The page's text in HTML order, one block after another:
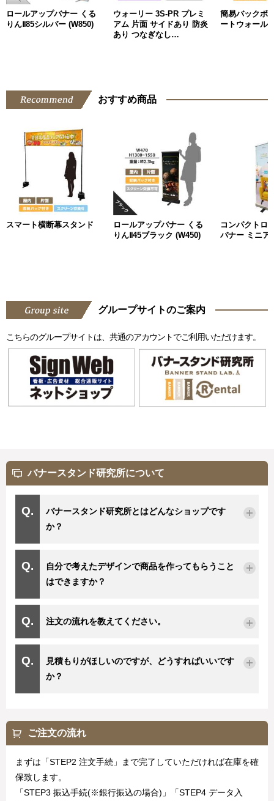
ロールアップバナー くる
りんⅡ85シルバー (W850)
ウォーリー 3S-PR プレミ
アム 片面 サイドあり 防炎
あり つなぎなし
簡易バックボ
ートウォー
おすすめ商品
スマート横断幕スタンド
ロールアップバナー くる
りんⅡ45ブラック (W450)
コンパクトロ
バナー ミニア
グループサイトのご案内
こちらのグループサイトは、共通のアカウントでご利用いただけます。
バナースタンド研究所について
バナースタンド研究所とはどんなショップです
か？
自分で考えたデザインで商品を作ってもらうこと
はできますか？
注文の流れを教えてください。
見積もりがほしいのですが、どうすればいいです
か？
ご注文の流れ
まずは「STEP2 注文手続」まで完了していただければ在庫を確
保致します。
「STEP3 振込手続(※銀行振込の場合)」「STEP4 データ入